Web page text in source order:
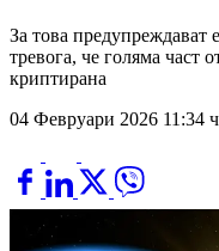
За това предупреждават
тревога, че голяма част
криптирана
04 Февруари 2026 11:34